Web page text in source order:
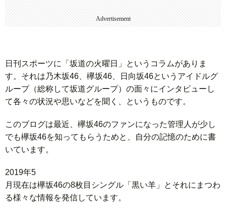
Advertisement
日刊スポーツに「坂道の火曜日」というコラムがありま
す。それは乃木坂46、欅坂46、日向坂46というアイドルグ
ループ（総称して坂道グループ）の面々にインタビューし
て各々の状況や思いなどを聞く、というものです。
このブログは最近、欅坂46のファンになった管理人が少し
でも欅坂46を知ってもらうためと、自分の記憶のために書
いています。
2 0 1 9 年 5
月 現 在 は 欅 坂 4 6 の 8 枚 目 シ ン グ ル 「 黒 い 羊 」 と そ れ に ま つ わ
る 様 々 な 情 報 を 発 信 し て い ま す 。